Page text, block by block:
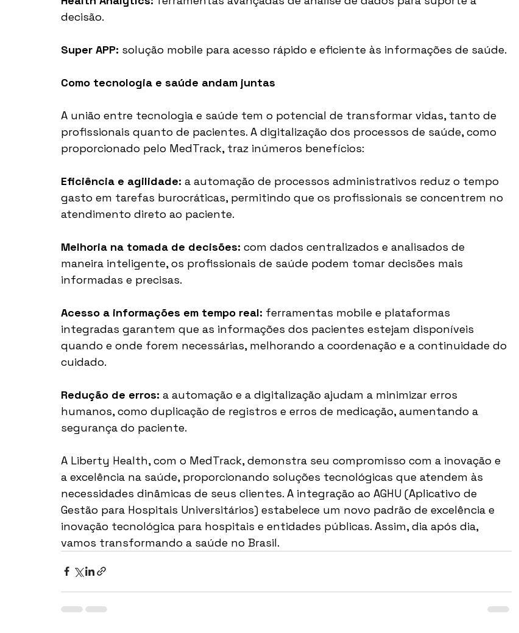
decisão.
Super APP: solução mobile para acesso rápido e eficiente às informações de saúde.
Como tecnologia e saúde andam juntas
A união entre tecnologia e saúde tem o potencial de transformar vidas, tanto de
profissionais quanto de pacientes. A digitalização dos processos de saúde, como
proporcionado pelo MedTrack, traz inúmeros benefícios:
Eficiência e agilidade: a automação de processos administrativos reduz o tempo
gasto em tarefas burocráticas, permitindo que os profissionais se concentrem no
atendimento direto ao paciente.
Melhoria na tomada de decisões: com dados centralizados e analisados de
maneira inteligente, os profissionais de saúde podem tomar decisões mais
informadas e precisas.
Acesso a informações em tempo real: ferramentas mobile e plataformas
integradas garantem que as informações dos pacientes estejam disponíveis
quando e onde forem necessárias, melhorando a coordenação e a continuidade do
cuidado.
Redução de erros: a automação e a digitalização ajudam a minimizar erros
humanos, como duplicação de registros e erros de medicação, aumentando a
segurança do paciente.
A Liberty Health, com o MedTrack, demonstra seu compromisso com a inovação e
a excelência na saúde, proporcionando soluções tecnológicas que atendem às
necessidades dinâmicas de seus clientes. A integração ao AGHU (Aplicativo de
Gestão para Hospitais Universitários) estabelece um novo padrão de excelência e
inovação tecnológica para hospitais e entidades públicas. Assim, dia após dia,
vamos transformando a saúde no Brasil.